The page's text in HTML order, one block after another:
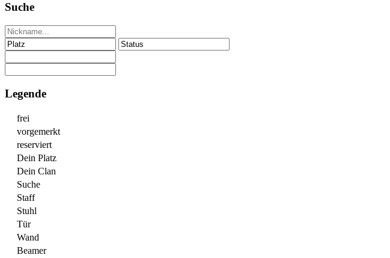
Suche
Legende
frei
vorgemerkt
reserviert
Dein Platz
Dein Clan
Suche
Staff
Stuhl
Tür
Wand
Beamer